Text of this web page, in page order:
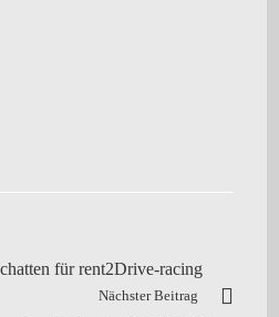
für rent2Drive-racing
Nächster Beitrag